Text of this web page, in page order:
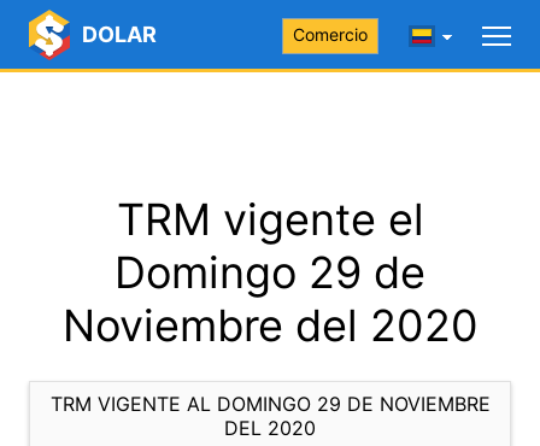
DOLAR Comercio
TRM vigente el
Domingo 29 de
Noviembre del 2020
TRM VIGENTE AL DOMINGO 29 DE NOVIEMBRE
DEL 2020